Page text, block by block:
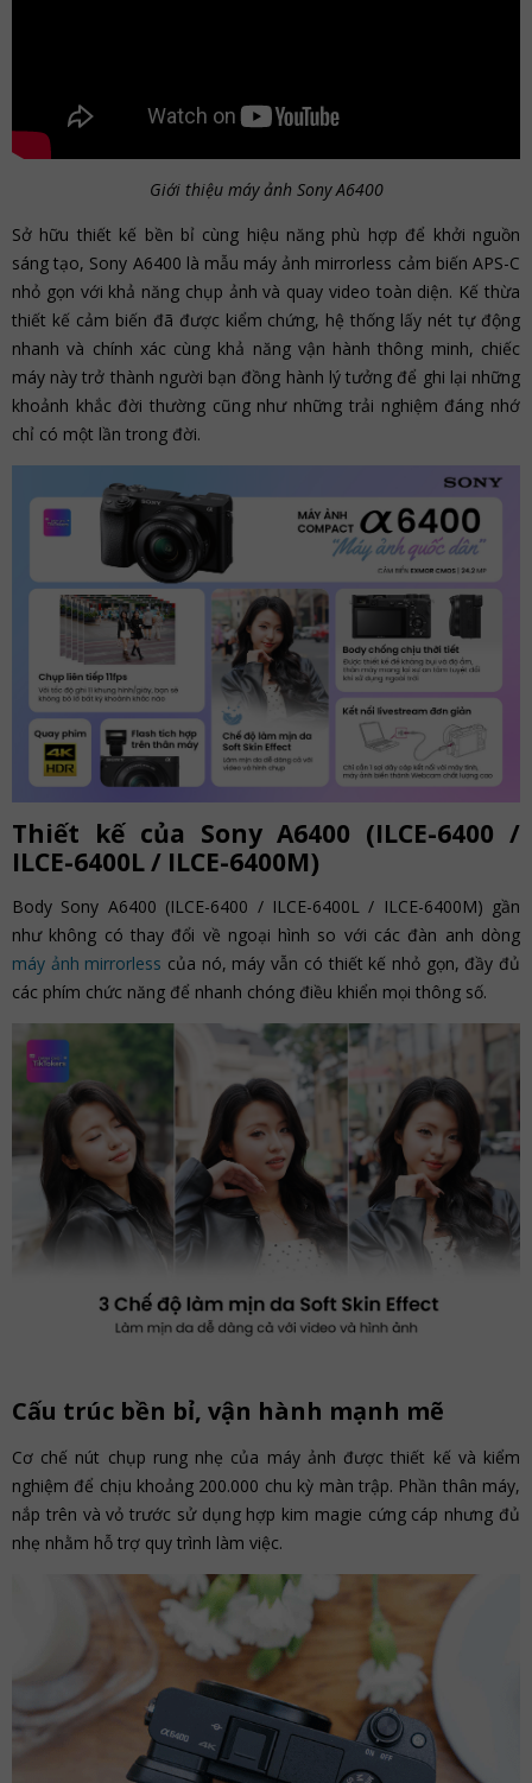
Giới thiệu máy ảnh Sony A6400
Sở hữu thiết kế bền bỉ cùng hiệu năng phù hợp để khởi nguồn
sáng tạo, Sony A6400 là mẫu máy ảnh mirrorless cảm biến APS-C
nhỏ gọn với khả năng chụp ảnh và quay video toàn diện. Kế thừa
thiết kế cảm biến đã được kiểm chứng, hệ thống lấy nét tự động
nhanh và chính xác cùng khả năng vận hành thông minh, chiếc
máy này trở thành người bạn đồng hành lý tưởng để ghi lại những
khoảnh khắc đời thường cũng như những trải nghiệm đáng nhớ
chỉ có một lần trong đời.
Thiết kế của Sony A6400 (ILCE-6400 /
ILCE-6400L / ILCE-6400M)
Body Sony A6400 (ILCE-6400 / ILCE-6400L / ILCE-6400M) gần
như không có thay đổi về ngoại hình so với các đàn anh dòng
máy ảnh mirrorless của nó, máy vẫn có thiết kế nhỏ gọn, đầy đủ
các phím chức năng để nhanh chóng điều khiển mọi thông số.
Cấu trúc bền bỉ, vận hành mạnh mẽ
Cơ chế nút chụp rung nhẹ của máy ảnh được thiết kế và kiểm
nghiệm để chịu khoảng 200.000 chu kỳ màn trập. Phần thân máy,
nắp trên và vỏ trước sử dụng hợp kim magie cứng cáp nhưng đủ
nhẹ nhằm hỗ trợ quy trình làm việc.